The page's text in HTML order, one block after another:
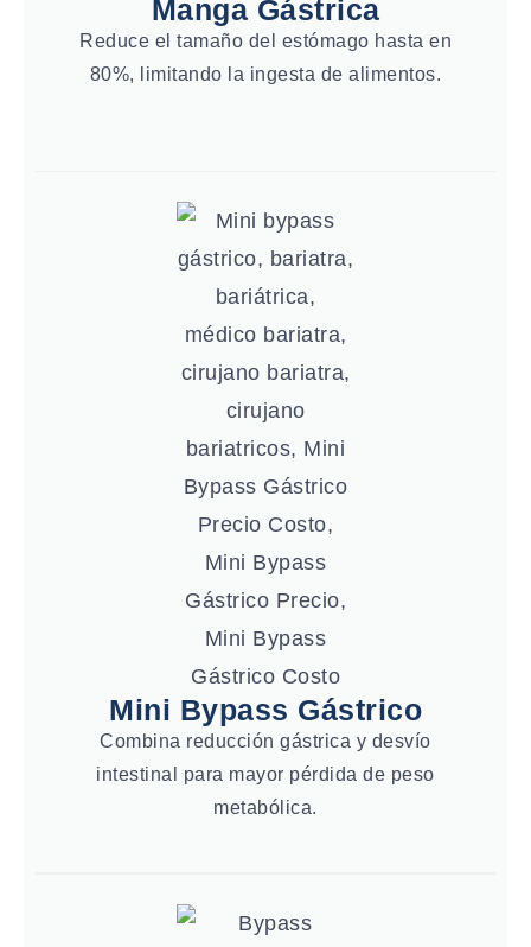
Manga Gástrica
Reduce el tamaño del estómago hasta en
80%, limitando la ingesta de alimentos.
Mini Bypass Gástrico
Combina reducción gástrica y desvío
intestinal para mayor pérdida de peso
metabólica.